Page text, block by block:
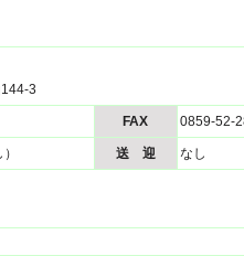
3
FAX 0859-52-
送 迎 なし